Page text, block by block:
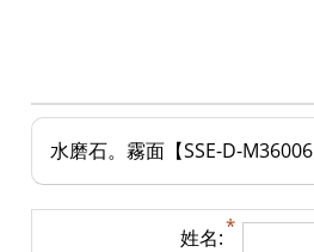
水磨石。霧面【SSE-D-
姓名: